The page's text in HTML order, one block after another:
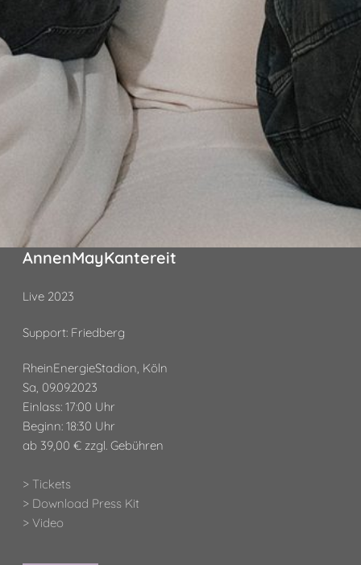
AnnenMayKantereit
Live 2023
Support: Friedberg
RheinEnergieStadion, Köln
Sa, 09.09.2023
Einlass: 17:00 Uhr
Beginn: 18:30 Uhr
ab 39,00 € zzgl. Gebühren
> Tickets
> Download Press Kit
> Video